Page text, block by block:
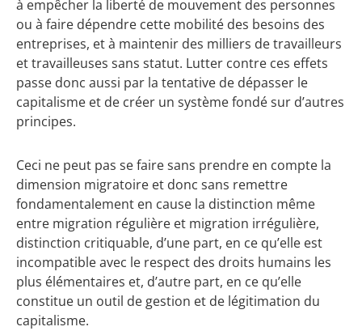
à empêcher la liberté de mouvement des personnes
ou à faire dépendre cette mobilité des besoins des
entreprises, et à maintenir des milliers de travailleurs
et travailleuses sans statut. Lutter contre ces effets
passe donc aussi par la tentative de dépasser le
capitalisme et de créer un système fondé sur d’autres
principes.
Ceci ne peut pas se faire sans prendre en compte la
dimension migratoire et donc sans remettre
fondamentalement en cause la distinction même
entre migration régulière et migration irrégulière,
distinction critiquable, d’une part, en ce qu’elle est
incompatible avec le respect des droits humains les
plus élémentaires et, d’autre part, en ce qu’elle
constitue un outil de gestion et de légitimation du
capitalisme.